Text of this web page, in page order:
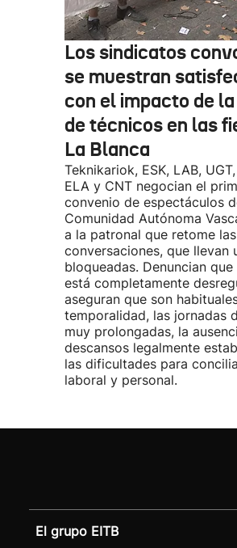
Los sindicatos
se muestran
con el impacto de
de técnicos en las
La Blanca
Teknikariok, ESK, LAB,
ELA y CNT negocian el
convenio de espectáculos
Comunidad Autónoma
a la patronal que retome las
conversaciones, que llevan
bloqueadas. Denuncian
está completamente
aseguran que son
temporalidad, las jornadas
muy prolongadas, la
descansos legalmente
las dificultades para
laboral y personal.
El grupo EITB